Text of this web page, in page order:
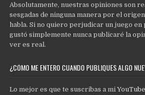
Absolutamente, nuestras opiniones son
sesgadas de ninguna manera por el
habla. Si no quiero perjudicar un juego
gustó simplemente nunca publicaré la
ver es real.
¿CÓMO ME ENTERO CUANDO PUBLIQUES ALGO
Lo mejor es que te suscribas a miYouTube